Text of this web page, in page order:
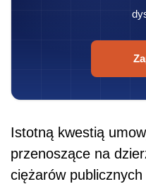
Istotną kwestią
przenoszące na
ciężarów